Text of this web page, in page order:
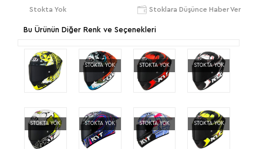
Stokta Yok Stoklara Düşünce Haber Ver
Bu Ürünün Diğer Renk ve Seçenekleri
STOKTA YOK STOKTA YOK STOKTA YOK
STOKTA YOK STOKTA YOK STOKTA YOK STOKTA YOK